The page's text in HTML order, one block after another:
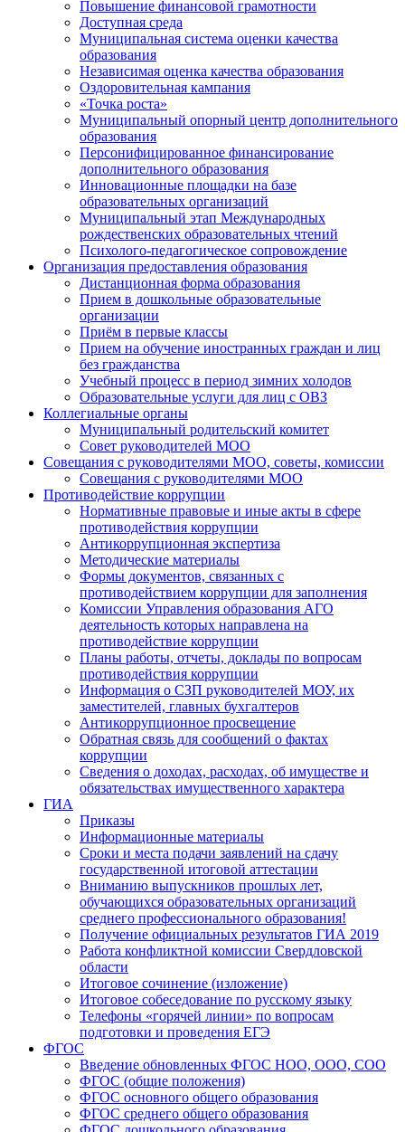
Повышение финансовой грамотности
Доступная среда
Муниципальная система оценки качества
образования
Независимая оценка качества образования
Оздоровительная кампания
«Точка роста»
Муниципальный опорный центр дополнительного
образования
Персонифицированное финансирование
дополнительного образования
Инновационные площадки на базе
образовательных организаций
Муниципальный этап Международных
рождественских образовательных чтений
Психолого-педагогическое сопровождение
Организация предоставления образования
Дистанционная форма образования
Прием в дошкольные образовательные
организации
Приём в первые классы
Прием на обучение иностранных граждан и лиц
без гражданства
Учебный процесс в период зимних холодов
Образовательные услуги для лиц с ОВЗ
Коллегиальные органы
Муниципальный родительский комитет
Совет руководителей МОО
Совещания с руководителями МОО, советы, комиссии
Совещания с руководителями МОО
Противодействие коррупции
Нормативные правовые и иные акты в сфере
противодействия коррупции
Антикоррупционная экспертиза
Методические материалы
Формы документов, связанных с
противодействием коррупции для заполнения
Комиссии Управления образования АГО
деятельность которых направлена на
противодействие коррупции
Планы работы, отчеты, доклады по вопросам
противодействия коррупции
Информация о СЗП руководителей МОУ, их
заместителей, главных бухгалтеров
Антикоррупционное просвещение
Обратная связь для сообщений о фактах
коррупции
Сведения о доходах, расходах, об имуществе и
обязательствах имущественного характера
ГИА
Приказы
Информационные материалы
Сроки и места подачи заявлений на сдачу
государственной итоговой аттестации
Вниманию выпускников прошлых лет,
обучающихся образовательных организаций
среднего профессионального образования!
Получение официальных результатов ГИА 2019
Работа конфликтной комиссии Свердловской
области
Итоговое сочинение (изложение)
Итоговое собеседование по русскому языку
Телефоны «горячей линии» по вопросам
подготовки и проведения ЕГЭ
ФГОС
Введение обновленных ФГОС НОО, ООО, СОО
ФГОС (общие положения)
ФГОС основного общего образования
ФГОС среднего общего образования